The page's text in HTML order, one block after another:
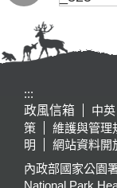
:::
政風信箱
中
策
維護與管理
明
網站資料開
內政部國家公園
National Park